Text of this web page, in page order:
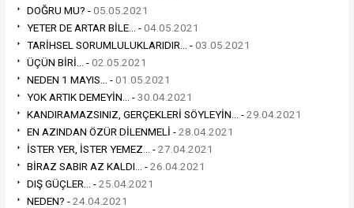
DOĞRU MU? -05.05.2021
YETER DE ARTAR BİLE... -04.05.2021
TARİHSEL SORUMLULUKLARIDIR... -03.05.2021
ÜÇÜN BİRİ... -02.05.2021
NEDEN 1 MAYIS... -01.05.2021
YOK ARTIK DEMEYİN... -30.04.2021
KANDIRAMAZSINIZ, GERÇEKLERİ SÖYLEYİN... -29.04.2021
EN AZINDAN ÖZÜR DİLENMELİ -28.04.2021
İSTER YER, İSTER YEMEZ... -27.04.2021
BİRAZ SABIR AZ KALDI... -26.04.2021
DIŞ GÜÇLER... -25.04.2021
NEDEN? -24.04.2021